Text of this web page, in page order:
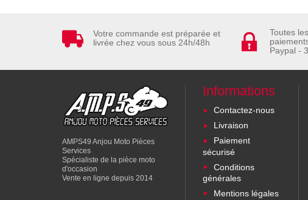
Votre commande est préparée et
livrée chez vous sous 24h/48h
Toutes
Paypal -
AMPS49 Anjou Moto Pièces
Services
Spécialiste de la pièce moto
d'occasion
Vente en ligne depuis 2014
Informations
Contactez-nous
Livraison
Paiement
sécurisé
Conditions
générales
Mentions légales